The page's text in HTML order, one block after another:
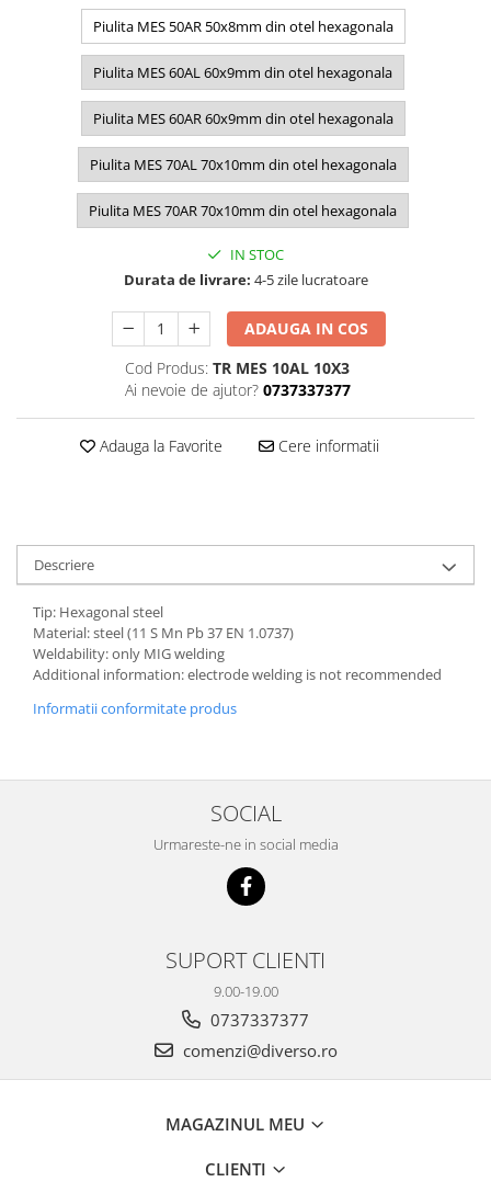
Piulita MES 50AR 50x8mm din otel hexagonala
Piulita MES 60AL 60x9mm din otel hexagonala
Piulita MES 60AR 60x9mm din otel hexagonala
Piulita MES 70AL 70x10mm din otel hexagonala
Piulita MES 70AR 70x10mm din otel hexagonala
IN STOC
Durata de livrare: 4-5 zile lucratoare
ADAUGA IN COS
Cod Produs: TR MES 10AL 10X3
Ai nevoie de ajutor? 0737337377
Adauga la Favorite Cere informatii
Descriere
Tip: Hexagonal steel
Material: steel (11 S Mn Pb 37 EN 1.0737)
Weldability: only MIG welding
Additional information: electrode welding is not recommended
Informatii conformitate produs
SOCIAL
Urmareste-ne in social media
SUPORT CLIENTI
9.00-19.00
0737337377
comenzi@diverso.ro
MAGAZINUL MEU
CLIENTI